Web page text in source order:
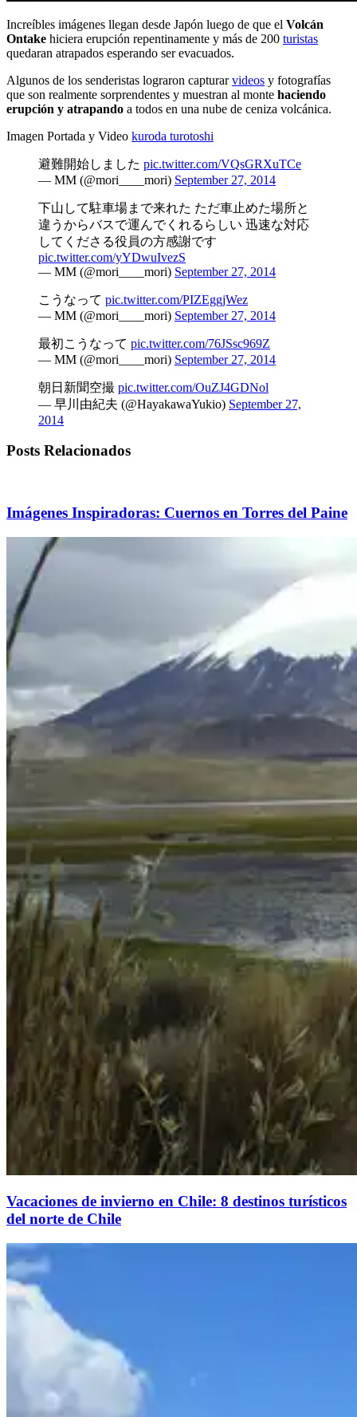
Increíbles imágenes llegan desde Japón luego de que el Volcán
Ontake hiciera erupción repentinamente y más de 200 turistas
quedaran atrapados esperando ser evacuados.
Algunos de los senderistas lograron capturarvideos y fotografías
que son realmente sorprendentes y muestran al monte haciendo
erupción y atrapando a todos en una nube de ceniza volcánica.
Imagen Portada y Video kuroda turotoshi
避難開始しました pic.twitter.com/VQsGRXuTCe
— MM (@mori____mori) September 27, 2014
下山して駐車場まで来れた ただ車止めた場所と
違うからバスで運んでくれるらしい 迅速な対応
してくださる役員の方感謝です
pic.twitter.com/yYDwuIvezS
— MM (@mori____mori) September 27, 2014
こうなって pic.twitter.com/PIZEggjWez
— MM (@mori____mori) September 27, 2014
最初こうなって pic.twitter.com/76JSsc969Z
— MM (@mori____mori) September 27, 2014
朝日新聞空撮 pic.twitter.com/OuZJ4GDNol
— 早川由紀夫 (@HayakawaYukio) September 27,
2014
Posts Relacionados
Imágenes Inspiradoras: Cuernos en Torres del Paine
Vacaciones de invierno en Chile: 8 destinos turísticos
del norte de Chile